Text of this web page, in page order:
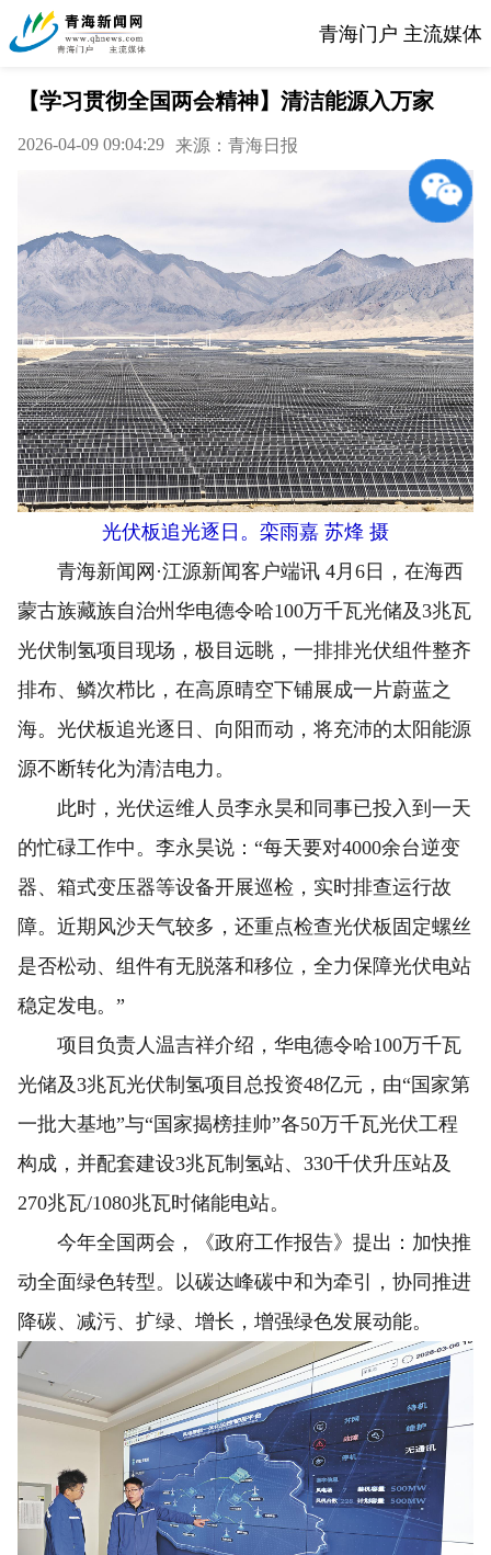
青海门户 主流媒体
【学习贯彻全国两会精神】清洁能源入万家
2026-04-09 09:04:29 来源：青海日报
光伏板追光逐日。栾雨嘉 苏烽 摄
青海新闻网·江源新闻客户端讯 4月6日，在海西
蒙古族藏族自治州华电德令哈100万千瓦光储及3兆瓦
光伏制氢项目现场，极目远眺，一排排光伏组件整齐
排布、鳞次栉比，在高原晴空下铺展成一片蔚蓝之
海。光伏板追光逐日、向阳而动，将充沛的太阳能源
源不断转化为清洁电力。
此时，光伏运维人员李永昊和同事已投入到一天
的忙碌工作中。李永昊说：“每天要对4000余台逆变
器、箱式变压器等设备开展巡检，实时排查运行故
障。近期风沙天气较多，还重点检查光伏板固定螺丝
是否松动、组件有无脱落和移位，全力保障光伏电站
稳定发电。”
项目负责人温吉祥介绍，华电德令哈100万千瓦
光储及3兆瓦光伏制氢项目总投资48亿元，由“国家第
一批大基地”与“国家揭榜挂帅”各50万千瓦光伏工程
构成，并配套建设3兆瓦制氢站、330千伏升压站及
270兆瓦/1080兆瓦时储能电站。
今年全国两会，《政府工作报告》提出：加快推
动全面绿色转型。以碳达峰碳中和为牵引，协同推进
降碳、减污、扩绿、增长，增强绿色发展动能。